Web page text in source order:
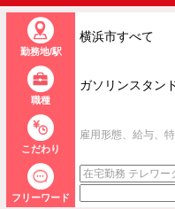
の
勤務地/駅
横浜市すべて
職種
ガソリンスタン
こだわり
雇用形態、給与、
フリーワード